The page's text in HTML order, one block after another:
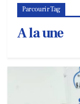
Parcourir Tag
A la une